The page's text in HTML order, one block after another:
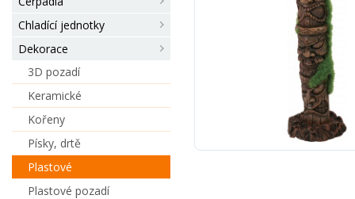
Chladící jednotky
Dekorace
3D pozadí
Keramické
Kořeny
Písky, drtě
Plastové
Plastové pozadí